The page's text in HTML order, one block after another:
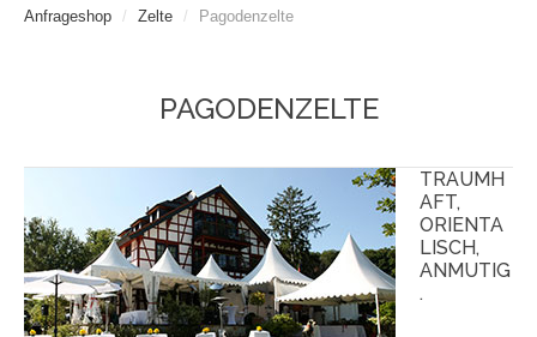
Anfrageshop / Zelte / Pagodenzelte
PAGODENZELTE
TRAUMH
AFT,
ORIENTA
LISCH,
ANMUTIG
.